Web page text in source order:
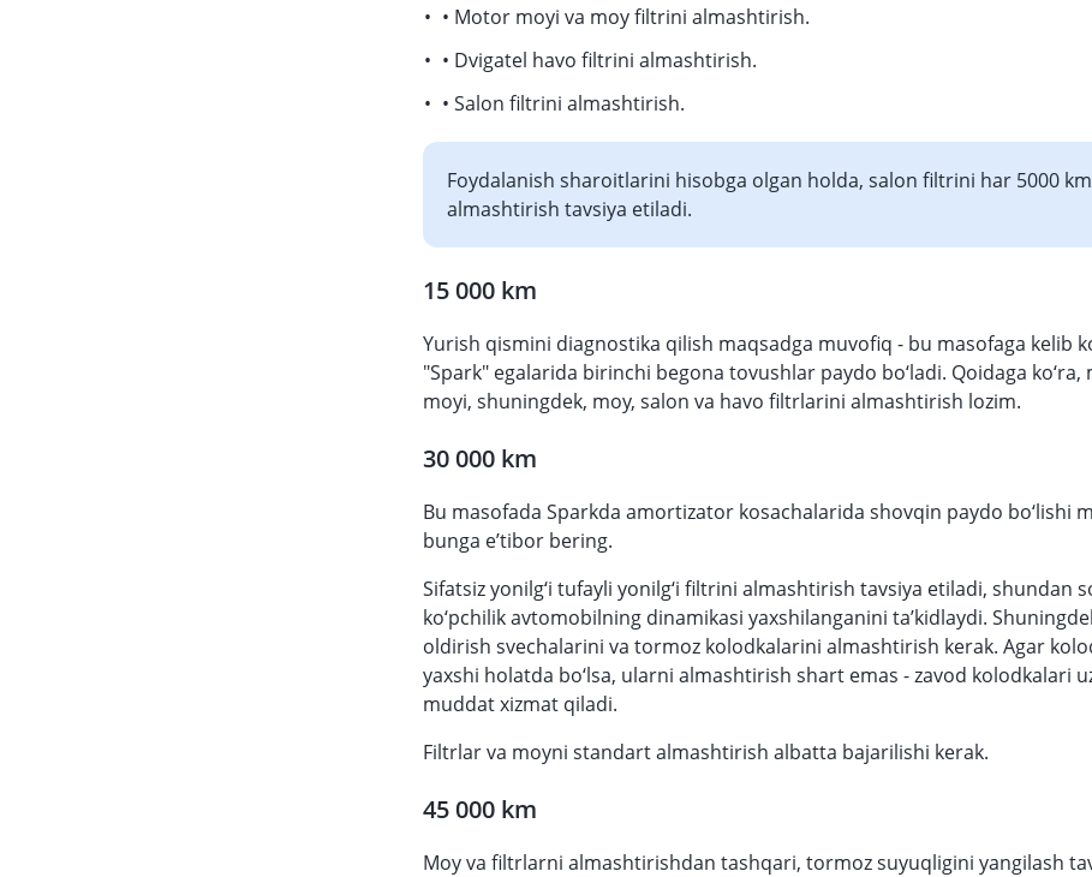
• Motor moyi va moy filtrini almashtirish.
• Dvigatel havo filtrini almashtirish.
• Salon filtrini almashtirish.
Foydalanish sharoitlarini hisobga olgan holda, salon filtrini har 5000
almashtirish tavsiya etiladi.
15 000 km
Yurish qismini diagnostika qilish maqsadga muvofiq - bu masofaga kelib
"Spark" egalarida birinchi begona tovushlar paydo bo‘ladi. Qoidaga
moyi, shuningdek, moy, salon va havo filtrlarini almashtirish lozim.
30 000 km
Bu masofada Sparkda amortizator kosachalarida shovqin paydo bo‘lishi
bunga e’tibor bering.
Sifatsiz yonilg‘i tufayli yonilg‘i filtrini almashtirish tavsiya etiladi, shundan
ko‘pchilik avtomobilning dinamikasi yaxshilanganini ta’kidlaydi.
oldirish svechalarini va tormoz kolodkalarini almashtirish kerak. Agar
yaxshi holatda bo‘lsa, ularni almashtirish shart emas - zavod kolodkalari
muddat xizmat qiladi.
Filtrlar va moyni standart almashtirish albatta bajarilishi kerak.
45 000 km
Moy va filtrlarni almashtirishdan tashqari, tormoz suyuqligini yangilash